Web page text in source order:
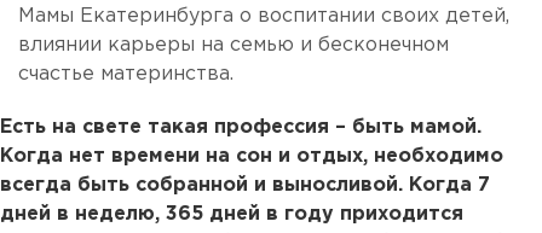
Мамы Екатеринбурга о воспитании своих детей,
влиянии карьеры на семью и бесконечном
счастье материнства.
Есть на свете такая профессия – быть мамой.
Когда нет времени на сон и отдых, необходимо
всегда быть собранной и выносливой. Когда 7
дней в неделю, 365 дней в году приходится